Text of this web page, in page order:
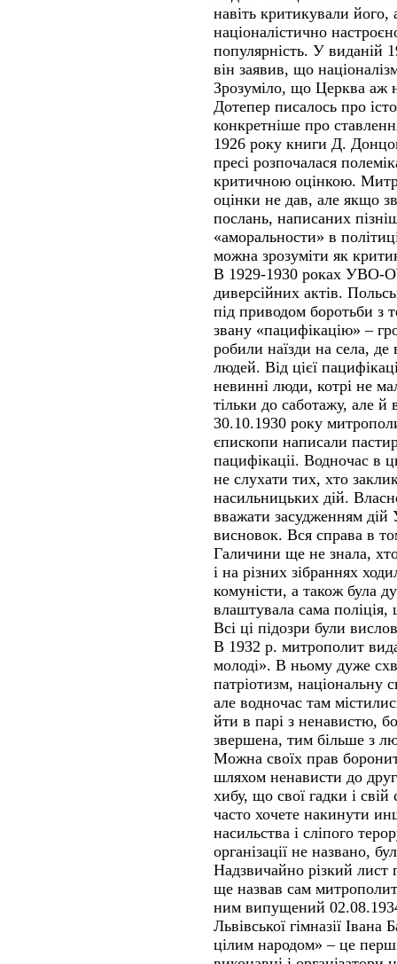
навіть критикували його,
націоналістично
популярність. У виданій
він заявив, що
Зрозуміло, що Церква аж
Дотепер писалось про
конкретніше про
1926 року книги Д.
пресі розпочалася
критичною оцінкою.
оцінки не дав, але якщо
послань, написаних
«аморальности» в
можна зрозуміти як
В 1929-1930 роках УВО-
диверсійних актів.
під приводом боротьби з
звану «пацифікацію» –
робили наїзди на села,
людей. Від цієї
невинні люди, котрі не
тільки до саботажу, але
30.10.1930 року
єпископи написали
пацифікаціі. Водночас в
не слухати тих, хто
насильницьких дій.
вважати засудженням
висновок. Вся справа в
Галичини ще не знала,
і на різних зібраннях
комуністи, а також була
влаштувала сама
Всі ці підозри були
В 1932 р. митрополит
молоді». В ньому дуже
патріотизм, національну
але водночас там
йти в парі з ненавистю,
звершена, тим більше з
Можна своїх прав
шляхом ненависти до
хибу, що свої гадки і
часто хочете накинути
насильства і сліпого
організації не названо,
Надзвичайно різкий лист
ще назвав сам
ним випущений
Львівської гімназії
цілим народом» – це